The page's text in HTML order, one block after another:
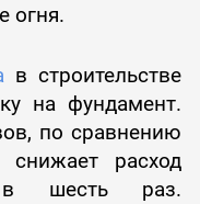
огня.
в строительстве
на фундамент.
по сравнению
снижает расход
в шесть раз.